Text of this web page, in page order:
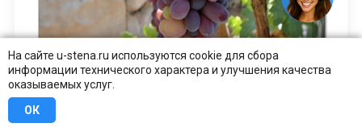
На сайте u-stena.ru используются cookie для сбора
информации технического характера и улучшения качества
оказываемых услуг.
ОК